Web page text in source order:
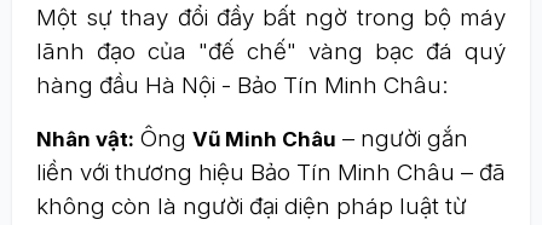
Một sự thay đổi đầy bất ngờ trong bộ máy
lãnh đạo của "đế chế" vàng bạc đá quý
hàng đầu Hà Nội - Bảo Tín Minh Châu:
Nhân vật: Ông Vũ Minh Châu – người gắn
liền với thương hiệu Bảo Tín Minh Châu – đã
không còn là người đại diện pháp luật từ